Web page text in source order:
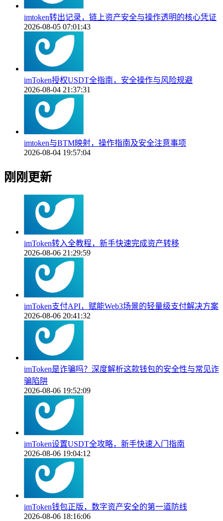
imtoken转出记录，链上资产安全与操作透明的核心凭证
2026-08-05 07:01:43
imToken授权USDT全指南，安全操作与风险规避
2026-08-04 21:37:31
imtoken与BTM映射，操作指南及安全注意事项
2026-08-04 19:57:04
刚刚更新
imToken转入全教程，新手快速完成资产转移
2026-08-06 21:29:59
imToken支付API，赋能Web3场景的轻量级支付解决方案
2026-08-06 20:41:32
imToken是诈骗吗？深度解析这款钱包的安全性与常见诈
骗陷阱
2026-08-06 19:52:09
imToken设置USDT全攻略，新手快速入门指南
2026-08-06 19:04:12
imToken钱包正版，数字资产安全的第一道防线
2026-08-06 18:16:06